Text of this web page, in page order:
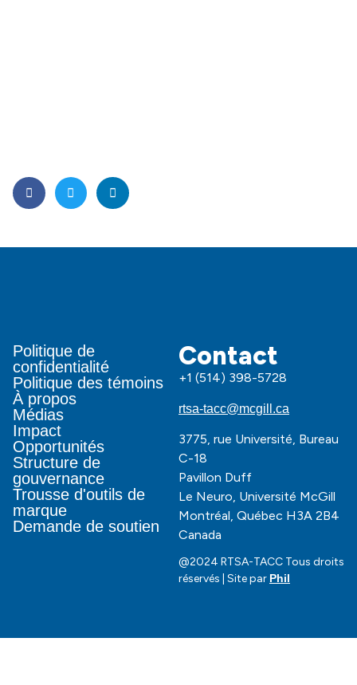
Politique de
confidentialité
Politique des témoins
À propos
Médias
Impact
Opportunités
Structure de
gouvernance
Trousse d'outils de
marque
Demande de soutien
Contact
+1 (514) 398-5728
rtsa-tacc@mcgill.ca
3775, rue Université, Bureau
C-18
Pavillon Duff
Le Neuro, Université McGill
Montréal, Québec H3A 2B4
Canada
@2024 RTSA-TACC Tous droits
réservés | Site par Phil